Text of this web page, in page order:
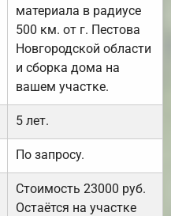
материала в радиусе
500 км. от г. Пестова
Новгородской области
и сборка дома на
вашем участке.
5 лет.
По запросу.
Стоимость 23000 руб.
Остаётся на участке